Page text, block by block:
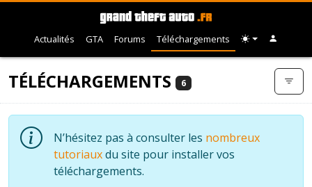
Actualités GTA Forums Téléchargements
TÉLÉCHARGEMENTS 6
N’hésitez pas à consulter les nombreux
tutoriauxdu site pour installer vos
téléchargements.